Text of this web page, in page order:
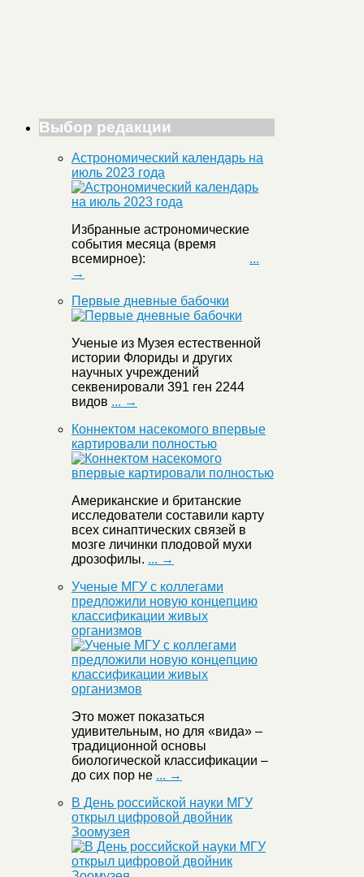
Выбор редакции
Астрономический календарь на
июль 2023 года
Избранные астрономические
события месяца (время
всемирное): ...
→
Первые дневные бабочки
Ученые из Музея естественной
истории Флориды и других
научных учреждений
секвенировали 391 ген 2244
видов ... →
Коннектом насекомого впервые
картировали полностью
Американские и британские
исследователи составили карту
всех синаптических связей в
мозге личинки плодовой мухи
дрозофилы. ... →
Ученые МГУ с коллегами
предложили новую концепцию
классификации живых
организмов
Это может показаться
удивительным, но для «вида» –
традиционной основы
биологической классификации –
до сих пор не ... →
В День российской науки МГУ
открыл цифровой двойник
Зоомузея